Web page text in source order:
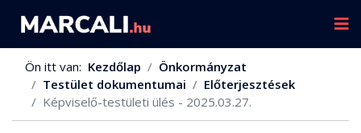
Ön itt van: Kezdőlap
Önkormányzat
Testület dokumentumai
Előterjesztések
Képviselő-testületi ülés - 2025.03.27.